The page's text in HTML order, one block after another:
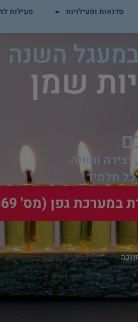
סדנאות ופעילויות פעילות
השנה
שמן
וחוויה.
תלמיד.
גפן (מס' 2369)